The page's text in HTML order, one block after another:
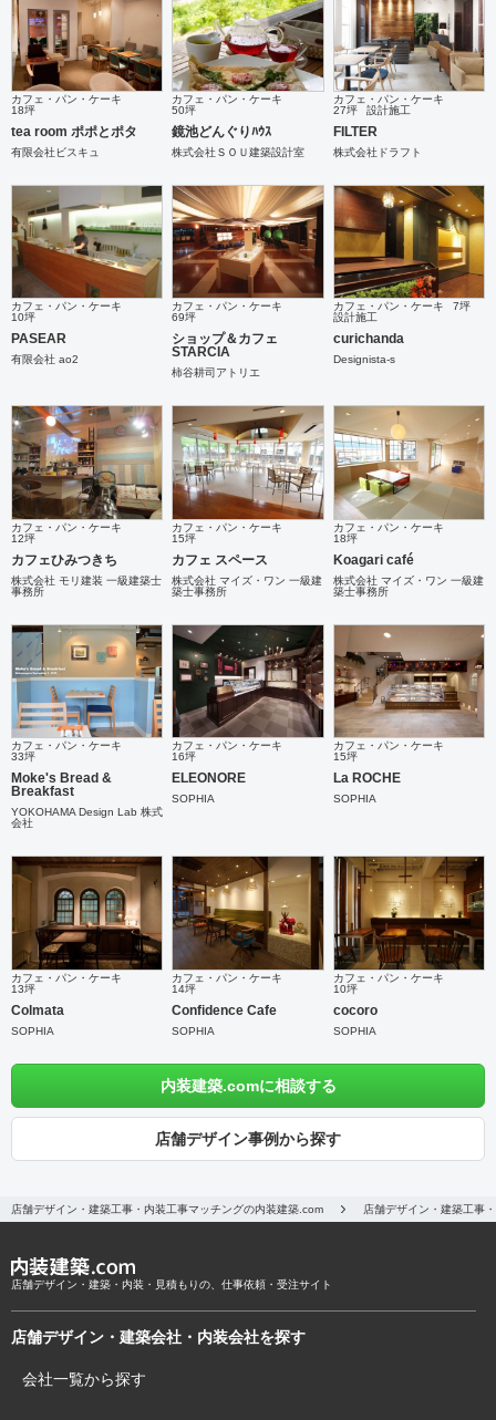
カフェ・パン・ケーキ
18坪
tea room ポポとポタ
有限会社ビスキュ
カフェ・パン・ケーキ
50坪
鏡池どんぐりﾊｳｽ
株式会社ＳＯＵ建築設計室
カフェ・パン・ケーキ
27坪
設計施工
FILTER
株式会社ドラフト
カフェ・パン・ケーキ
10坪
PASEAR
有限会社 ao2
カフェ・パン・ケーキ
69坪
ショップ＆カフェ
STARCIA
柿谷耕司アトリエ
カフェ・パン・ケーキ
7坪
設計施工
curichanda
Designista-s
カフェ・パン・ケーキ
12坪
カフェひみつきち
株式会社 モリ建装 一級建築士
事務所
カフェ・パン・ケーキ
15坪
カフェ スペース
株式会社 マイズ・ワン 一級建
築士事務所
カフェ・パン・ケーキ
18坪
Koagari café
株式会社 マイズ・ワン 一級建
築士事務所
カフェ・パン・ケーキ
33坪
Moke's Bread &
Breakfast
YOKOHAMA Design Lab 株式
会社
カフェ・パン・ケーキ
16坪
ELEONORE
SOPHIA
カフェ・パン・ケーキ
15坪
La ROCHE
SOPHIA
カフェ・パン・ケーキ
13坪
Colmata
SOPHIA
カフェ・パン・ケーキ
14坪
Confidence Cafe
SOPHIA
カフェ・パン・ケーキ
10坪
cocoro
SOPHIA
内装建築.comに相談する
店舗デザイン事例から探す
店舗デザイン・建築工事・内装工事マッチングの内装建築.com 店舗デザイン・建築工事
店舗デザイン・建築・内装・見積もりの、仕事依頼・受注サイト
店舗デザイン・建築会社・内装会社を探す
会社一覧から探す